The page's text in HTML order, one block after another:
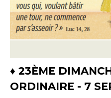
♦ 23ÈME
ORDINAIRE - 7